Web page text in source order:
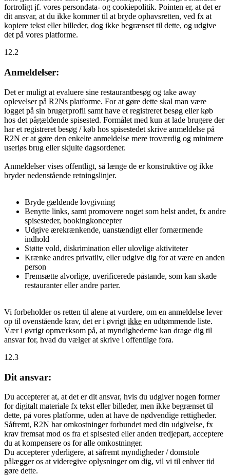
fortroligt jf. vores persondata- og cookiepolitik. Pointen er, at det er
dit ansvar, at du ikke kommer til at bryde ophavsretten, ved fx at
kopiere tekst eller billeder, dog ikke begrænset til dette, og udgive
det på vores platforme.
12.2
Anmeldelser:
Det er muligt at evaluere sine restaurantbesøg og take away
oplevelser på R2Ns platforme. For at gøre dette skal man være
logget på sin brugerprofil samt have et registreret besøg eller køb
hos det pågældende spisested. Formålet med kun at lade brugere der
har et registreret besøg / køb hos spisestedet skrive anmeldelse på
R2N er at gøre den enkelte anmeldelse mere troværdig og minimere
useriøs brug eller skjulte dagsordener.
Anmeldelser vises offentligt, så længe de er konstruktive og ikke
bryder nedenstående retningslinjer.
Bryde gældende lovgivning
Benytte links, samt promovere noget som helst andet, fx andre
spisesteder, bookingkoncepter
Udgive ærekrænkende, uanstændigt eller fornærmende
indhold
Støtte vold, diskrimination eller ulovlige aktiviteter
Krænke andres privatliv, eller udgive dig for at være en anden
person
Fremsætte alvorlige, uverificerede påstande, som kan skade
restauranter eller andre parter.
Vi forbeholder os retten til alene at vurdere, om en anmeldelse lever
op til ovenstående krav, det er i øvrigt ikke en udtømmende liste.
Vær i øvrigt opmærksom på, at myndighederne kan drage dig til
ansvar for, hvad du vælger at skrive i offentlige fora.
12.3
Dit ansvar:
Du accepterer at, at det er dit ansvar, hvis du udgiver nogen former
for digitalt materiale fx tekst eller billeder, men ikke begrænset til
dette, på vores platforme, uden at have de nødvendige rettigheder.
Såfremt, R2N har omkostninger forbundet med din udgivelse, fx
krav fremsat mod os fra et spisested eller anden tredjepart, acceptere
du at kompensere os for alle omkostninger.
Du accepterer yderligere, at såfremt myndigheder / domstole
pålægger os at videregive oplysninger om dig, vil vi til enhver tid
gøre dette.